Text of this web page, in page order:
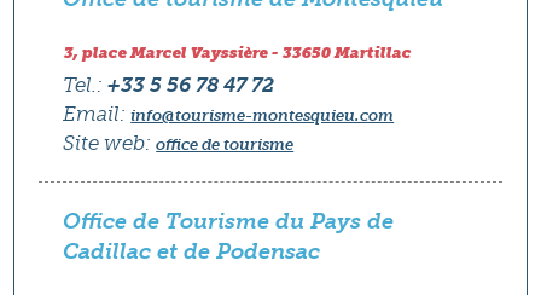
3, place Marcel Vayssière - 33650 Martillac
Tel.: +33 5 56 78 47 72
Email: info@tourisme-montesquieu.com
Site web: office de tourisme
Office de Tourisme du Pays de
Cadillac et de Podensac